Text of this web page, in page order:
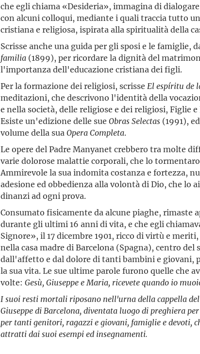
che egli chiama «Desideria», immagina di dialogare
con alcuni colloqui, mediante i quali traccia tutto
cristiana e religiosa, ispirata alla spiritualità della
Scrisse anche una guida per gli sposi e le famiglie,
familia (1899), per ricordare la dignità del
l'importanza dell'educazione cristiana dei figli.
Per la formazione dei religiosi, scrisse El espíritu de
meditazioni, che descrivono l'identità della
e nella società, delle religiose e dei religiosi, Figlie
Esiste un'edizione delle sueObras Selectas (1991),
volume della suaOpera Completa.
Le opere del Padre Manyanet crebbero tra molte
varie dolorose malattie corporali, che lo
Ammirevole la sua indomita costanza e fortezza,
adesione ed obbedienza alla volontà di Dio, che lo
dinanzi ad ogni prova.
Consumato fisicamente da alcune piaghe, rimaste
durante gli ultimi 16 anni di vita, e che egli
Signore», il 17 dicembre 1901, ricco di virtù e meriti,
nella casa madre di Barcelona (Spagna), centro
dall'affetto e dal dolore di tanti bambini e giovani,
la sua vita. Le sue ultime parole furono quelle che
volte: Gesù, Giuseppe e Maria, ricevete quando io
I suoi resti mortali riposano nell'urna della cappella
Giuseppe di Barcelona, diventata luogo di preghiera
per tanti genitori, ragazzi e giovani, famiglie e devoti,
attratti dai suoi esempi ed insegnamenti.